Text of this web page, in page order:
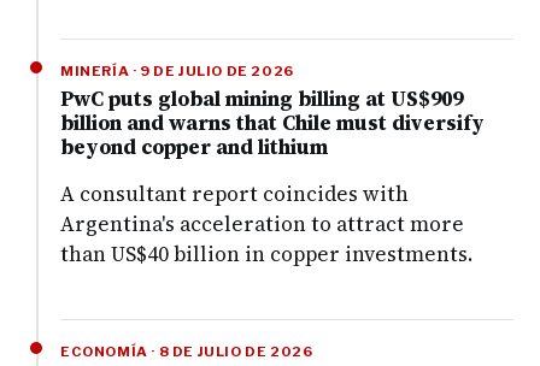
MINERÍA · 9 DE JULIO DE 2026
PwC puts global mining billing at US$909
billion and warns that Chile must diversify
beyond copper and lithium
A consultant report coincides with
Argentina's acceleration to attract more
than US$40 billion in copper investments.
ECONOMÍA · 8 DE JULIO DE 2026